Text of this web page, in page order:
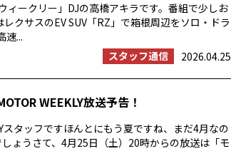
ィークリー」DJの高橋アキラです。番組で少しお
クサスのEV SUV「RZ」で箱根周辺をソロ・ドラ
速...
スタッフ通信
2026.04.25
WEEKLY放送予告！
スタッフですほんとにもう夏ですね、まだ4月なの
ょうさて、4月25日（土）20時からの放送は「モ